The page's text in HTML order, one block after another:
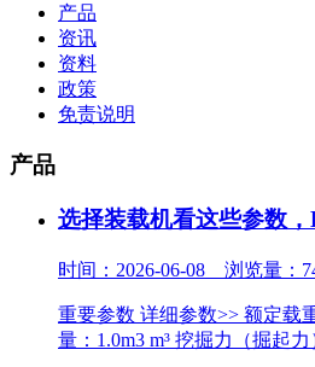
产品
资讯
资料
政策
免责说明
产品
选择装载机看这些参数
时间：2026-06-08 浏览量：
重要参数 详细参数>> 额定载
量：1.0m3 m³ 挖掘力（掘起